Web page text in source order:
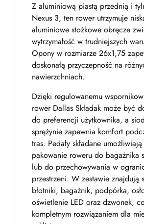
Z aluminiową piastą przednią i
Nexus 3, ten rower utrzymuje
aluminiowe stożkowe obręcze
wytrzymałość w trudniejszych
Opony w rozmiarze 26x1,75
doskonałą przyczepność na
nawierzchniach.
Dzięki regulowanemu
rower Dallas Składak może być
do preferencji użytkownika, a
sprężynie zapewnia komfort
tras. Pedały składane umożliwiają
pakowanie roweru do bagażnika
lub do przechowywania w
przestrzeni. W zestawie znajdują
błotniki, bagażnik, podpórka,
oświetlenie LED oraz dzwonek,
kompletnym rozwiązaniem dla